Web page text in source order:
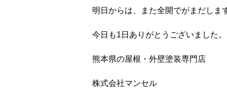
明日からは、また全開でがまだしま
今日も1日ありがとうございました。
熊本県の屋根・外壁塗装専門店
株式会社マンセル